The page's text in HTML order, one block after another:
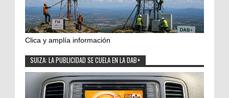
Clica y amplía información
SUIZA: LA PUBLICIDAD SE CUELA EN LA DAB+